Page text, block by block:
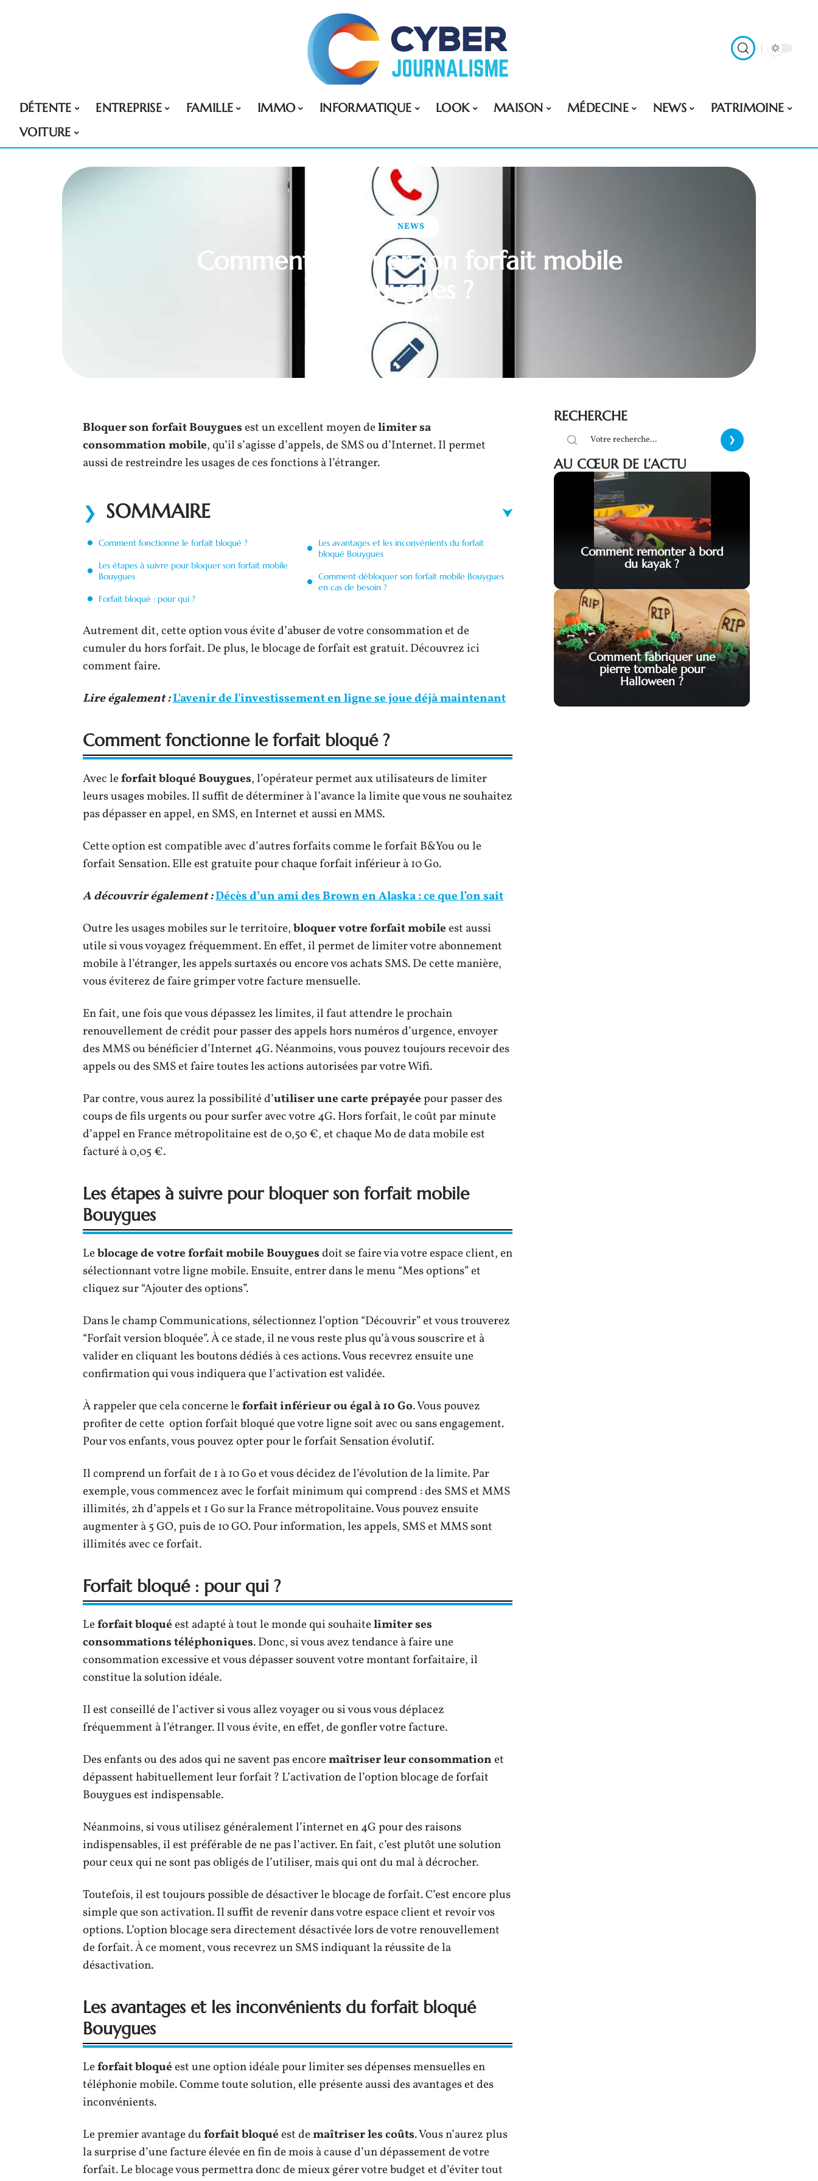
DÉTENTE ENTREPRISE FAMILLE IMMO INFORMATIQUE LOOK MAISON MÉDECINE NEWS
PATRIMOINE
VOITURE
NEWS
Comment bloquer son forfait mobile
Bouygues ?
10/05/2026
Bloquer son forfait Bouyguesest un excellent moyen delimiter sa
consommation mobile, qu’il s’agisse d’appels, de SMS ou d’Internet. Il permet
aussi de restreindre les usages de ces fonctions à l’étranger.
SOMMAIRE
Comment fonctionne le forfait bloqué ?
Les étapes à suivre pour bloquer son forfait mobile
Bouygues
Forfait bloqué : pour qui ?
Les avantages et les inconvénients du forfait
bloqué Bouygues
Comment débloquer son forfait mobile Bouygues
en cas de besoin ?
Autrement dit, cette option vous évite d’abuser de votre consommation et de
cumuler du hors forfait. De plus, le blocage de forfait est gratuit. Découvrez ici
comment faire.
Lire également :L'avenir de l'investissement en ligne se joue déjà maintenant
Comment fonctionne le forfait bloqué ?
Avec leforfait bloqué Bouygues, l’opérateur permet aux utilisateurs de limiter
leurs usages mobiles. Il suffit de déterminer à l’avance la limite que vous ne souhaitez
pas dépasser en appel, en SMS, en Internet et aussi en MMS.
Cette option est compatible avec d’autres forfaits comme le forfait B&You ou le
forfait Sensation. Elle est gratuite pour chaque forfait inférieur à 10 Go.
A découvrir également :Décès d’un ami des Brown en Alaska : ce que l’on sait
Outre les usages mobiles sur le territoire,bloquer votre forfait mobileest aussi
utile si vous voyagez fréquemment. En effet, il permet de limiter votre abonnement
mobile à l’étranger, les appels surtaxés ou encore vos achats SMS. De cette manière,
vous éviterez de faire grimper votre facture mensuelle.
En fait, une fois que vous dépassez les limites, il faut attendre le prochain
renouvellement de crédit pour passer des appels hors numéros d’urgence, envoyer
des MMS ou bénéficier d’Internet 4G. Néanmoins, vous pouvez toujours recevoir des
appels ou des SMS et faire toutes les actions autorisées par votre Wifi.
Par contre, vous aurez la possibilité d’utiliser une carte prépayéepour passer des
coups de fils urgents ou pour surfer avec votre 4G. Hors forfait, le coût par minute
d’appel en France métropolitaine est de 0,50 €, et chaque Mo de data mobile est
facturé à 0,05 €.
Les étapes à suivre pour bloquer son forfait mobile
Bouygues
Leblocage de votre forfait mobile Bouyguesdoit se faire via votre espace client, en
sélectionnant votre ligne mobile. Ensuite, entrer dans le menu “Mes options” et
cliquez sur “Ajouter des options”.
Dans le champ Communications, sélectionnez l’option “Découvrir” et vous trouverez
“Forfait version bloquée”. À ce stade, il ne vous reste plus qu’à vous souscrire et à
valider en cliquant les boutons dédiés à ces actions. Vous recevrez ensuite une
confirmation qui vous indiquera que l’activation est validée.
À rappeler que cela concerne leforfait inférieur ou égal à 10 Go. Vous pouvez
profiter de cette option forfait bloqué que votre ligne soit avec ou sans engagement.
Pour vos enfants, vous pouvez opter pour le forfait Sensation évolutif.
Il comprend un forfait de 1 à 10 Go et vous décidez de l’évolution de la limite. Par
exemple, vous commencez avec le forfait minimum qui comprend : des SMS et MMS
illimités, 2h d’appels et 1 Go sur la France métropolitaine. Vous pouvez ensuite
augmenter à 5 GO, puis de 10 GO. Pour information, les appels, SMS et MMS sont
illimités avec ce forfait.
Forfait bloqué : pour qui ?
Leforfait bloquéest adapté à tout le monde qui souhaitelimiter ses
consommations téléphoniques. Donc, si vous avez tendance à faire une
consommation excessive et vous dépasser souvent votre montant forfaitaire, il
constitue la solution idéale.
Il est conseillé de l’activer si vous allez voyager ou si vous vous déplacez
fréquemment à l’étranger. Il vous évite, en effet, de gonfler votre facture.
Des enfants ou des ados qui ne savent pas encoremaîtriser leur consommationet
dépassent habituellement leur forfait ? L’activation de l’option blocage de forfait
Bouygues est indispensable.
Néanmoins, si vous utilisez généralement l’internet en 4G pour des raisons
indispensables, il est préférable de ne pas l’activer. En fait, c’est plutôt une solution
pour ceux qui ne sont pas obligés de l’utiliser, mais qui ont du mal à décrocher.
Toutefois, il est toujours possible de désactiver le blocage de forfait. C’est encore plus
simple que son activation. Il suffit de revenir dans votre espace client et revoir vos
options. L’option blocage sera directement désactivée lors de votre renouvellement
de forfait. À ce moment, vous recevrez un SMS indiquant la réussite de la
désactivation.
Les avantages et les inconvénients du forfait bloqué
Bouygues
Leforfait bloquéest une option idéale pour limiter ses dépenses mensuelles en
téléphonie mobile. Comme toute solution, elle présente aussi des avantages et des
inconvénients.
Le premier avantage duforfait bloquéest demaîtriser les coûts. Vous n’aurez plus
la surprise d’une facture élevée en fin de mois à cause d’un dépassement de votre
forfait. Le blocage vous permettra donc de mieux gérer votre budget et d’éviter tout
RECHERCHE
AU CŒUR DE L’ACTU
Comment remonter à bord
du kayak ?
Comment fabriquer une
pierre tombale pour
Halloween ?